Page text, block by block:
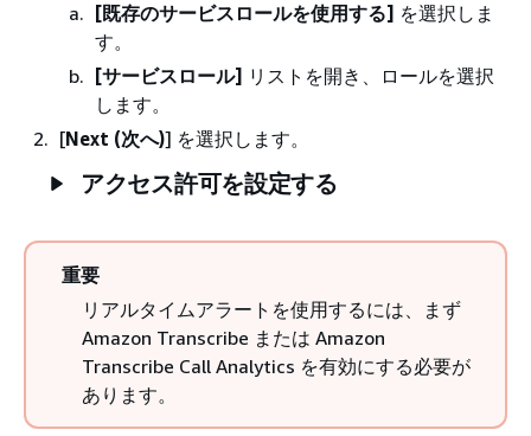
[既存のサービスロールを使用する] を選択しま
す。
[サービスロール] リストを開き、ロールを選択
します。
[Next (次へ)] を選択します。
アクセス許可を設定する
重要
リアルタイムアラートを使用するには、まず
Amazon Transcribe または Amazon
Transcribe Call Analytics を有効にする必要が
あります。